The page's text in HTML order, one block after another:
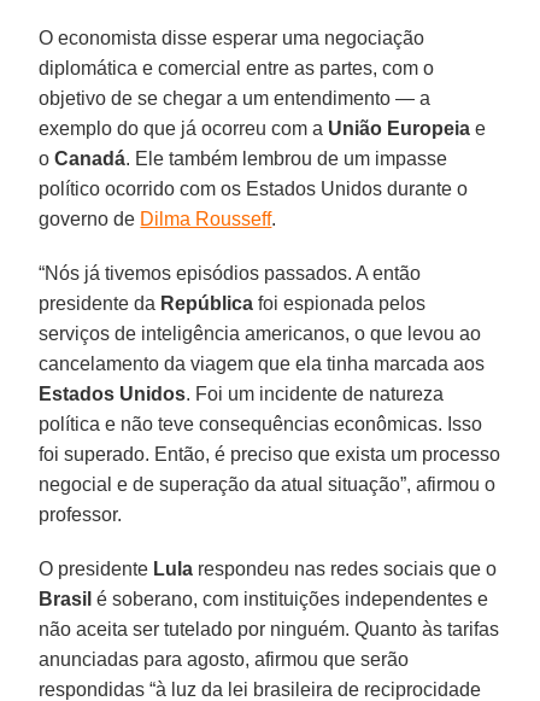
O economista disse esperar uma negociação
diplomática e comercial entre as partes, com o
objetivo de se chegar a um entendimento — a
exemplo do que já ocorreu com a União Europeia e
oCanadá. Ele também lembrou de um impasse
político ocorrido com os Estados Unidos durante o
governo de Dilma Rousseff.
“Nós já tivemos episódios passados. A então
presidente da República foi espionada pelos
serviços de inteligência americanos, o que levou ao
cancelamento da viagem que ela tinha marcada aos
Estados Unidos. Foi um incidente de natureza
política e não teve consequências econômicas. Isso
foi superado. Então, é preciso que exista um processo
negocial e de superação da atual situação”, afirmou o
professor.
O presidente Lula respondeu nas redes sociais que o
Brasil é soberano, com instituições independentes e
não aceita ser tutelado por ninguém. Quanto às tarifas
anunciadas para agosto, afirmou que serão
respondidas “à luz da lei brasileira de reciprocidade